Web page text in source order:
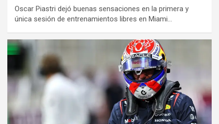
Oscar Piastri dejó buenas sensaciones en la primera y
única sesión de entrenamientos libres en Miami…